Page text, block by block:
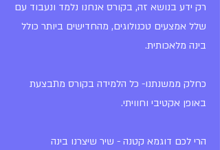
רק ידע בנושא זה, בקורס אנחנו נלמד ונעבוד עם
שלל אמצעים טכנולוגים, מהחדישים ביותר כולל
בינה מלאכותית.
כחלק ממשנתנו- כל הלמידה בקורס מתבצעת
באופן אקטיבי וחוויתי.
הרי לכם דוגמא קטנה - שיר שיצרנו בינה